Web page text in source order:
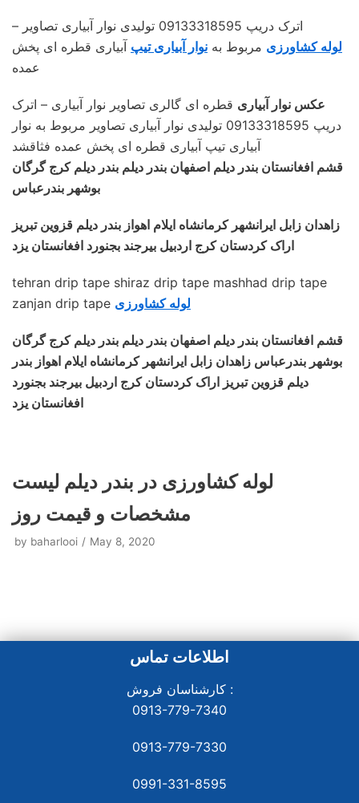
– اترک دریپ 09133318595 تولیدی نوار آبیاری تصاویر
لوله کشاورزی مربوط به نوار آبیاری تیپ آبیاری قطره ای پخش
عمده
عکس نوار آبیاری قطره ای گالری تصاویر نوار آبیاری – اترک
دریپ 09133318595 تولیدی نوار آبیاری تصاویر مربوط به نوار
آبیاری تیپ آبیاری قطره ای پخش عمده فثاقشد
قشم افغانستان بندر دیلم اصفهان بندر دیلم بندر دیلم کرج گرگان
بوشهر بندرعباس
زاهدان زابل ایرانشهر کرمانشاه ایلام اهواز بندر دیلم قزوین تبریز
اراک کردستان کرج اردبیل بیرجند بجنورد افغانستان یزد
tehran drip tape shiraz drip tape mashhad drip tape
zanjan drip tape لوله کشاورزی
قشم افغانستان بندر دیلم اصفهان بندر دیلم بندر دیلم کرج گرگان
بوشهر بندرعباس زاهدان زابل ایرانشهر کرمانشاه ایلام اهواز بندر
دیلم قزوین تبریز اراک کردستان کرج اردبیل بیرجند بجنورد
افغانستان یزد
لوله کشاورزی در بندر دیلم لیست
مشخصات و قیمت روز
by baharlooi May 8, 2020
اطلاعات تماس
کارشناسان فروش :
0913-779-7340
0913-779-7330
0991-331-8595